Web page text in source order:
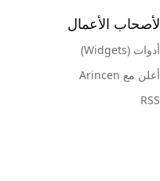
لأصحاب الأعمال
أدوات (Widgets)
أعلن مع Arincen
RSS